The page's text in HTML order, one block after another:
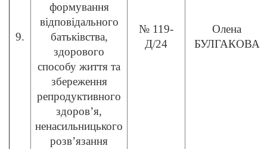
9.
формування
відповідального
батьківства,
здорового
способу життя та
збереження
репродуктивного
здоров’я,
ненасильницького
розв’язання
№ 119-
Д/24
Олена
БУЛГАКОВА